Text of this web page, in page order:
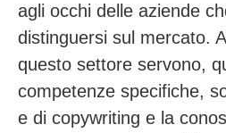
agli occhi delle aziende
distinguersi sul mercato.
questo settore servono,
competenze specifiche,
e di copywriting e la